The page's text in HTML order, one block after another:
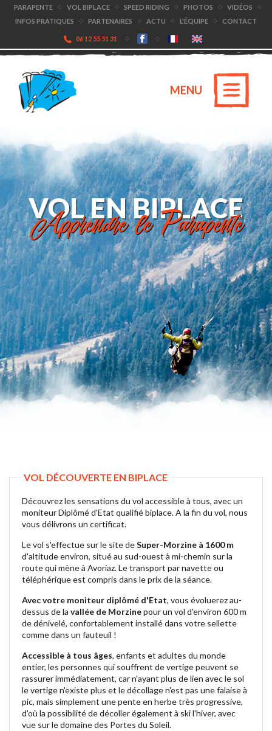
PARAPENTE VOL BIPLACE SPEED RIDING PHOTOS
VIDÉOS
INFOS PRATIQUES
PARTENAIRES ACTU L'ÉQUIPE CONTACT
06 12 55 51 31
MENU
VOL EN BIPLACE
Apprendre le Parapente
VOL DÉCOUVERTE EN BIPLACE
Découvrez les sensations du vol accessible à tous, avec un
moniteur Diplômé d'Etat qualifié biplace. A la fin du vol, nous
vous délivrons un certificat.
Le vol s'effectue sur le site deSuper-Morzine à 1600 m
d'altitude environ, situé au sud-ouest à mi-chemin sur la
route qui mène à Avoriaz. Le transport par navette ou
téléphérique est compris dans le prix de la séance.
Avec votre moniteur diplômé d'Etat, vous évoluerez au-
dessus de la vallée de Morzinepour un vol d'environ 600 m
de dénivelé, confortablement installé dans votre sellette
comme dans un fauteuil !
Accessible à tous âges, enfants et adultes du monde
entier, les personnes qui souffrent de vertige peuvent se
rassurer immédiatement, car n'ayant plus de lien avec le sol
le vertige n'existe plus et le décollage n'est pas une falaise à
pic, mais simplement une pente en herbe très progressive,
d'où la possibilité de décoller également à ski l'hiver, avec
vue sur le domaine des Portes du Soleil.